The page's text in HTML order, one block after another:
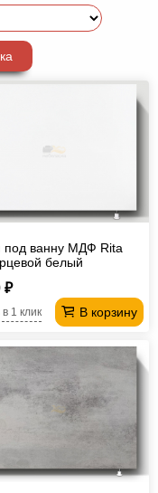
под ванну МДФ Rita
белый
₽
В корзину
1 клик